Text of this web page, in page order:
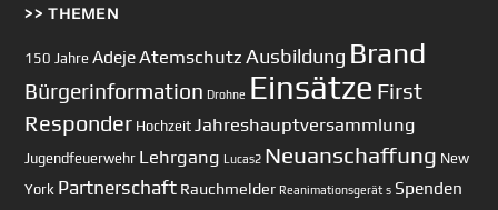
>> THEMEN
150 Jahre AdejeAtemschutz Ausbildung Brand
Bürgerinformation Drohne Einsätze First
Responder Hochzeit Jahreshauptversammlung
Jugendfeuerwehr Lehrgang Lucas2 Neuanschaffung New
York Partnerschaft Rauchmelder Reanimationsgerät s Spenden